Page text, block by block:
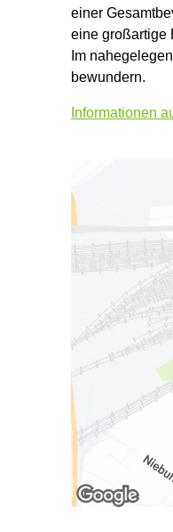
einer
eine großartige
Im
bewundern.
Informationen